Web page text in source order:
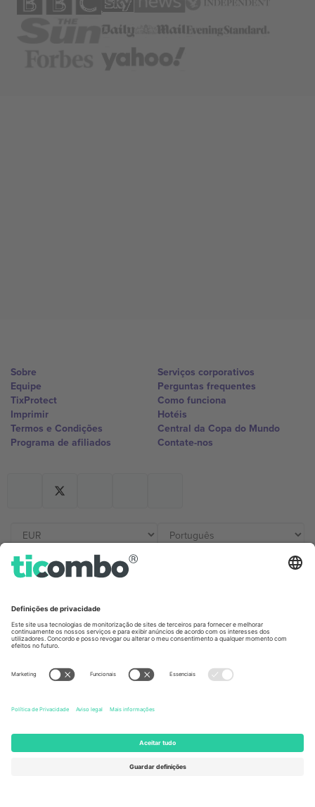
Sobre
Equipe
TixProtect
Imprimir
Termos e Condições
Programa de afiliados
Serviços corporativos
Perguntas frequentes
Como funciona
Hotéis
Central da Copa do Mundo
Contate-nos
Germany
Unter den Linden 24, 10117
Berlin, Germany
167 City Road, London, Greater
131 Continental Dr, Suite 305,